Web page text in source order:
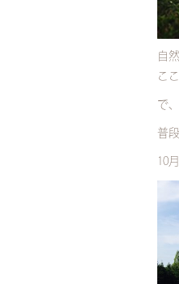
自
こ
で
普
10